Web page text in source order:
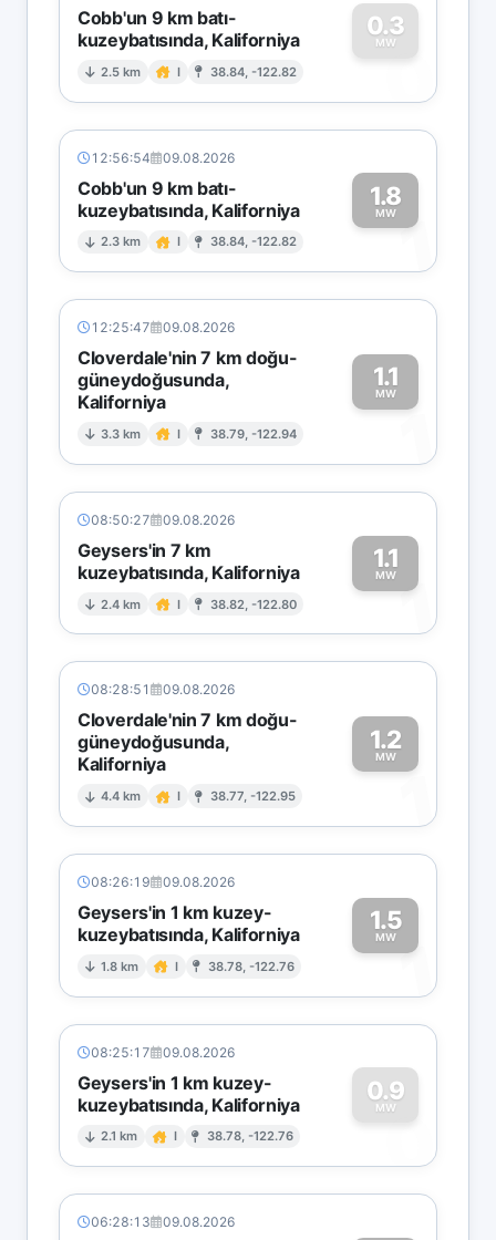
Cobb'un 9 km batı-
kuzeybatısında, Kaliforniya
2.5 km I 38.84, -122.82
0.3
MW
0
12:56:54 09.08.2026
Cobb'un 9 km batı-
kuzeybatısında, Kaliforniya
2.3 km I 38.84, -122.82
1.8
MW1
12:25:47 09.08.2026
Cloverdale'nin 7 km doğu-
güneydoğusunda,
Kaliforniya
3.3 km I 38.79, -122.94
1.1
MW
1
08:50:27 09.08.2026
Geysers'in 7 km
kuzeybatısında, Kaliforniya
2.4 km I 38.82, -122.80
1.1
MW1
08:28:51 09.08.2026
Cloverdale'nin 7 km doğu-
güneydoğusunda,
Kaliforniya
4.4 km I 38.77, -122.95
1.2
MW
1
08:26:19 09.08.2026
Geysers'in 1 km kuzey-
kuzeybatısında, Kaliforniya
1.8 km I 38.78, -122.76
1.5
MW1
08:25:17 09.08.2026
Geysers'in 1 km kuzey-
kuzeybatısında, Kaliforniya
2.1 km I 38.78, -122.76
0.9
MW
0
06:28:13 09.08.2026